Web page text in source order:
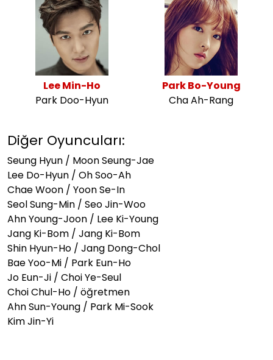
Lee Min-Ho
Park Doo-Hyun
Park Bo-Young
Cha Ah-Rang
Diğer Oyuncuları:
Seung Hyun / Moon Seung-Jae
Lee Do-Hyun / Oh Soo-Ah
Chae Woon / Yoon Se-In
Seol Sung-Min / Seo Jin-Woo
Ahn Young-Joon / Lee Ki-Young
Jang Ki-Bom / Jang Ki-Bom
Shin Hyun-Ho / Jang Dong-Chol
Bae Yoo-Mi / Park Eun-Ho
Jo Eun-Ji / Choi Ye-Seul
Choi Chul-Ho / öğretmen
Ahn Sun-Young / Park Mi-Sook
Kim Jin-Yi